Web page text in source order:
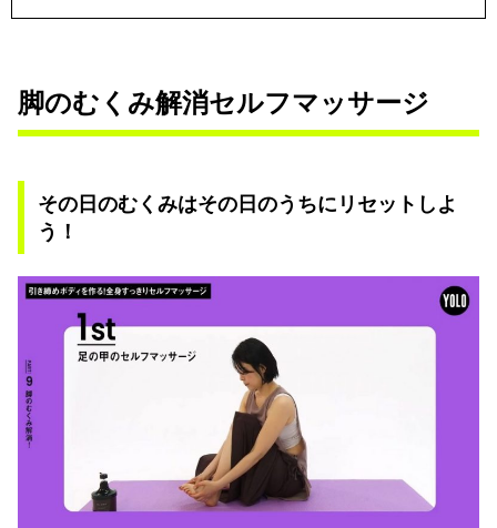
脚のむくみ解消セルフマッサージ
その日のむくみはその日のうちにリセットしよ
う！